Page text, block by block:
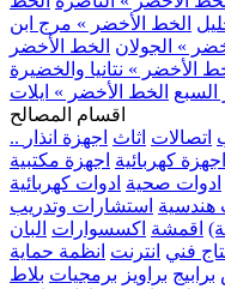
الخط الأخضر » مرج ابن
» الجولان الخط الأخضر
الأخضر » نتانيا والخضيرة
السبع الخط الأخضر » ايلات
اقسام المصالح
اتصالات اثاث اجهزة انذار
اجهزة كهربائية اجهزة مكتبية
ادوات صحية ادوات كهربائية
هندسية استشارات وتدريب
اقمشة اكسسوارات البان
فني انترنت انظمة حماية
برابيج براويز برمجيات بلاط